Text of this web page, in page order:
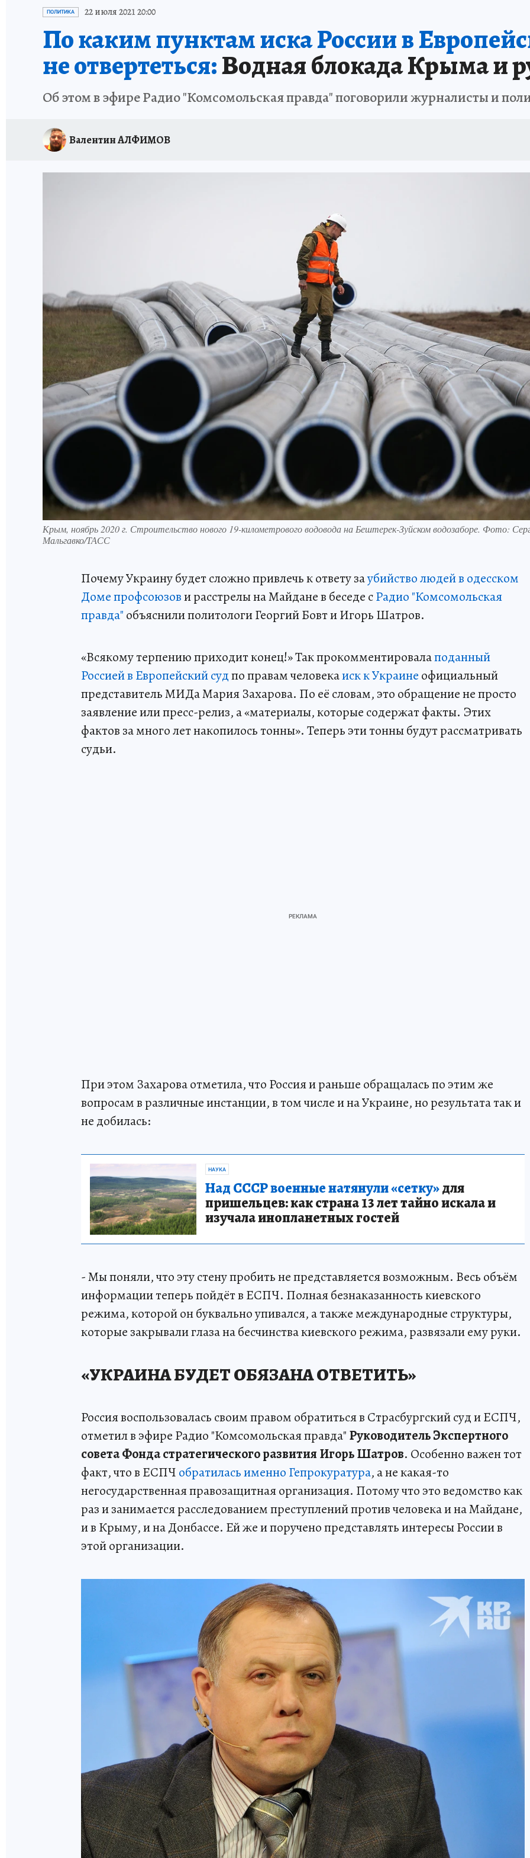
ИСПЫТАНО НА СЕБЕ
ПОЛИТИКА 22 июля 2021 20:00
По каким пунктам иска России в
не отвертеться:Водная блокада Крыма и
Об этом в эфире Радио "Комсомольская правда" поговорили журналисты и
Валентин АЛФИМОВ
Крым, ноябрь 2020 г. Строительство нового 19-километрового водовода на Бештерек-Зуйском водозаборе. Фото:
Мальгавко/ТАСС
Почему Украину будет сложно привлечь к ответу заубийство людей в одесском
Доме профсоюзови расстрелы на Майдане в беседе сРадио "Комсомольская
правда" объяснили политологи Георгий Бовт и Игорь Шатров.
«Всякому терпению приходит конец!» Так прокомментировалаподанный
Россией в Европейский судпо правам человекаиск к Украине официальный
представитель МИДа Мария Захарова. По её словам, это обращение не просто
заявление или пресс-релиз, а «материалы, которые содержат факты. Этих
фактов за много лет накопилось тонны». Теперь эти тонны будут рассматривать
судьи.
При этом Захарова отметила, что Россия и раньше обращалась по этим же
вопросам в различные инстанции, в том числе и на Украине, но результата так и
не добилась:
НАУКА
Над СССР военные натянули «сетку»для
пришельцев: как страна 13 лет тайно искала и
изучала инопланетных гостей
- Мы поняли, что эту стену пробить не представляется возможным. Весь объём
информации теперь пойдёт в ЕСПЧ. Полная безнаказанность киевского
режима, которой он буквально упивался, а также международные структуры,
которые закрывали глаза на бесчинства киевского режима, развязали ему руки.
«УКРАИНА БУДЕТ ОБЯЗАНА ОТВЕТИТЬ»
Россия воспользовалась своим правом обратиться в Страсбургский суд и ЕСПЧ,
отметил в эфире Радио "Комсомольская правда" Руководитель Экспертного
совета Фонда стратегического развития Игорь Шатров. Особенно важен тот
факт, что в ЕСПЧ обратилась именно Гепрокуратура, а не какая-то
негосударственная правозащитная организация. Потому что это ведомство как
раз и занимается расследованием преступлений против человека и на Майдане,
и в Крыму, и на Донбассе. Ей же и поручено представлять интересы России в
этой организации.